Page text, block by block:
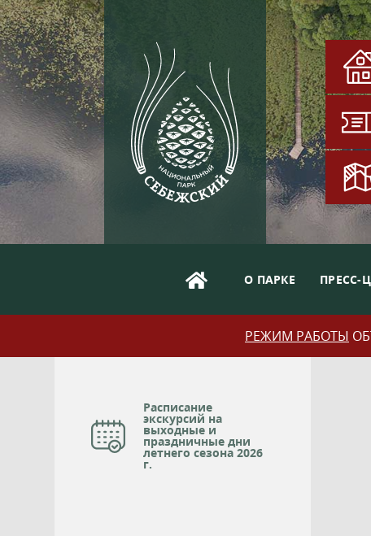
О ПАРКЕ ПРЕСС-
РЕЖИМ РАБОТЫ
Расписание
экскурсий на
выходные и
праздничные дни
летнего сезона 2026
г.